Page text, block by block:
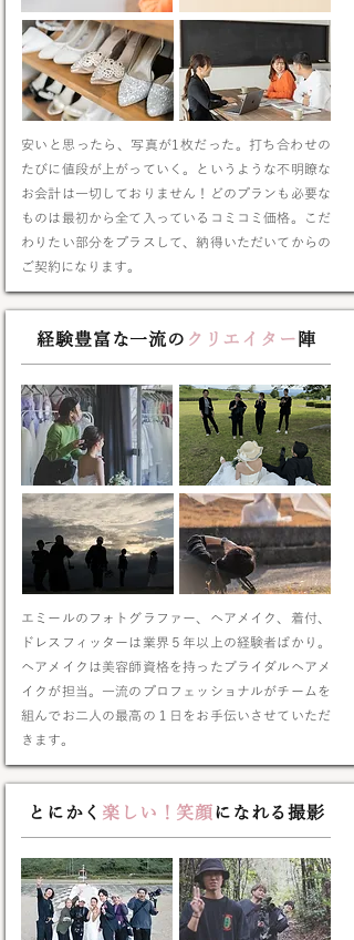
安いと思ったら、写真が1枚だった。打ち合わせの
たびに値段が上がっていく。というような不明瞭な
お会計は一切しておりません！どのプランも必要な
ものは最初から全て入っているコミコミ価格。こだ
わりたい部分をプラスして、納得いただいてからの
ご契約になります。
経験豊富な一流の クリエイター 陣
エミールのフォトグラファー、ヘアメイク、着付、
ドレスフィッターは業界５年以上の経験者ばかり。
ヘアメイクは美容師資格を持ったブライダルヘアメ
イクが担当。一流のプロフェッショナルがチームを
組んでお二人の最高の１日をお手伝いさせていただ
きます。
とにかく 楽しい！笑顔になれる撮影